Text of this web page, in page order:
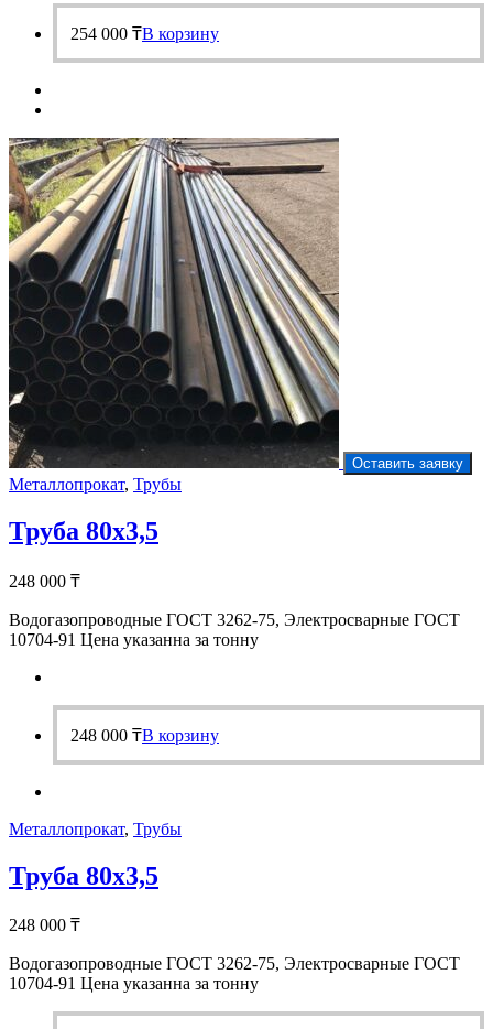
254 000 ₸В корзину
Оставить заявку
Металлопрокат, Трубы
Труба 80х3,5
248 000 ₸
Водогазопроводные ГОСТ 3262-75, Электросварные ГОСТ
10704-91 Цена указанна за тонну
248 000 ₸В корзину
Металлопрокат, Трубы
Труба 80х3,5
248 000 ₸
Водогазопроводные ГОСТ 3262-75, Электросварные ГОСТ
10704-91 Цена указанна за тонну